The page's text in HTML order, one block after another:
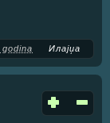
Илајџа